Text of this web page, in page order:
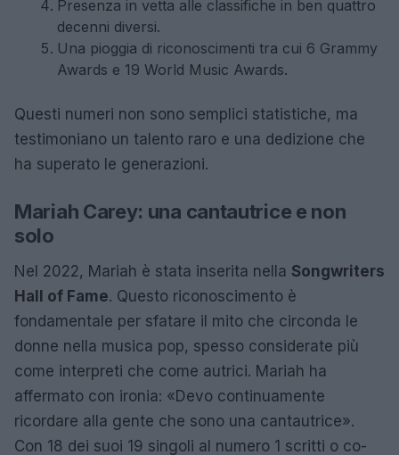
Presenza in vetta alle classifiche in ben quattro
decenni diversi.
Una pioggia di riconoscimenti tra cui 6 Grammy
Awards e 19 World Music Awards.
Questi numeri non sono semplici statistiche, ma
testimoniano un talento raro e una dedizione che
ha superato le generazioni.
Mariah Carey: una cantautrice e non
solo
Nel 2022, Mariah è stata inserita nella Songwriters
Hall of Fame. Questo riconoscimento è
fondamentale per sfatare il mito che circonda le
donne nella musica pop, spesso considerate più
come interpreti che come autrici. Mariah ha
affermato con ironia: «Devo continuamente
ricordare alla gente che sono una cantautrice».
Con 18 dei suoi 19 singoli al numero 1 scritti o co-